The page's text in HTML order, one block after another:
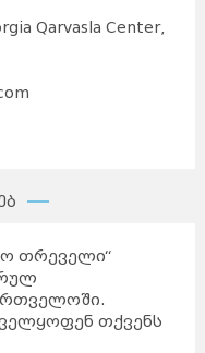
Qarvasla Center,
თრეველი“
თქვენს